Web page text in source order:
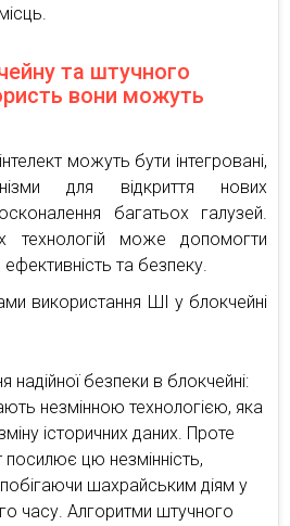
та штучного
вони можуть
можуть бути інтегровані,
для відкриття нових
багатьох галузей.
технологій може допомогти
ефективність та безпеку.
використання ШІ у блокчейні
надійної безпеки в блокчейні:
незмінною технологією, яка
історичних даних. Проте
посилює цю незмінність,
шахрайським діям у
часу. Алгоритми штучного